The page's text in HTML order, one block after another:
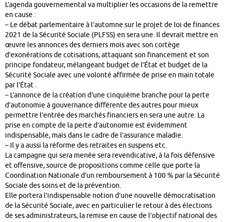
L’agenda gouvernemental va multiplier les occasions de la remettre
en cause :
– Le débat parlementaire à l’automne sur le projet de loi de finances
2021 de la Sécurité Sociale (PLFSS) en sera une. Il devrait mettre en
œuvre les annonces des derniers mois avec son cortège
d’exonérations de cotisations, attaquant son financement et son
principe fondateur, mélangeant budget de l’État et budget de la
Sécurité Sociale avec une volonté affirmée de prise en main totale
par l’État .
– L’annonce de la création d’une cinquième branche pour la perte
d’autonomie à gouvernance différente des autres pour mieux
permettre l’entrée des marchés financiers en sera une autre. La
prise en compte de la perte d’autonomie est évidemment
indispensable, mais dans le cadre de l’assurance maladie.
– Il y a aussi la réforme des retraites en suspens etc.
La campagne qui sera menée sera revendicative, à la fois défensive
et offensive, source de propositions comme celle que porte la
Coordination Nationale d’un remboursement à 100 % par la Sécurité
Sociale des soins et de la prévention.
Elle portera l’indispensable notion d’une nouvelle démocratisation
de la Sécurité Sociale, avec en particulier le retour à des élections
de ses administrateurs, la remise en cause de l’objectif national des